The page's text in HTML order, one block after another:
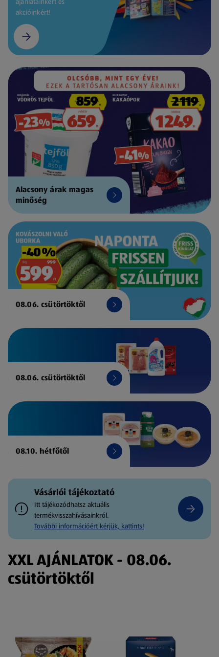
akcióinkért!
Alacsony árak magas
minőség
08.06. csütörtöktől
08.06. csütörtöktől
08.10. hétfőtől
Vásárlói tájékoztató
Itt tájékozódhatsz aktuális
termékvisszahívásainkról.
További információért kérjük, kattints!
XXL AJÁNLATOK - 08.06.
csütörtöktől